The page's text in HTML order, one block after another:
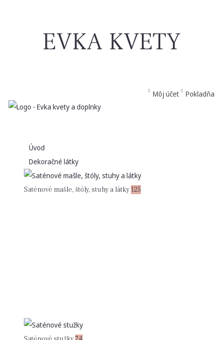
EVKA KVETY
Môj účet Pokladňa
Úvod
Dekoračné látky
Saténové mašle, štóly, stuhy a látky 125